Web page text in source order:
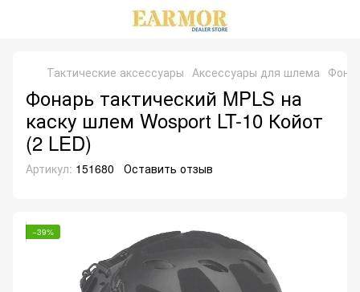
Тактические аксессуары Аксессуары для шлема
Фонарь тактический MPLS на
каску шлем Wosport LT-10 Койот
(2 LED)
Артикул: 151680 Оставить отзыв
−39%